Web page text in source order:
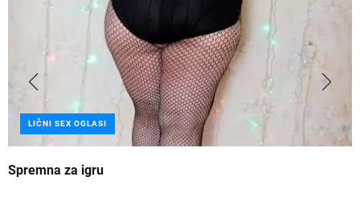
LIČNI SEX OGLASI
Spremna za igru